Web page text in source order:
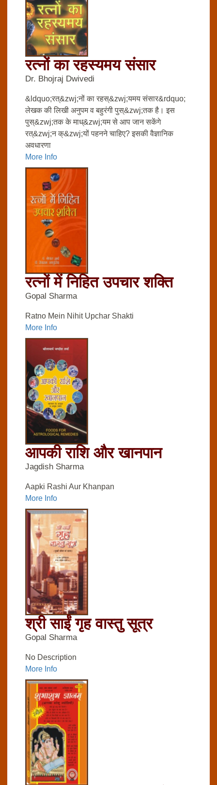
रत्‍नों का रहस्‍यमय संसार
Dr. Bhojraj Dwivedi
&ldquo;रत्&zwj;नों का रहस्&zwj;यमय संसार&rdquo;
लेखक की लिखी अनुपम व बहुरंगी पुस्&zwj;तक है। इस
पुस्&zwj;तक के माध्&zwj;यम से आप जान सकेंगे
रत्&zwj;न क्&zwj;यों पहनने चाहिए? इसकी वैज्ञानिक
अवधारणा
More Info
रत्‍नों में निहित उपचार शक्ति
Gopal Sharma
Ratno Mein Nihit Upchar Shakti
More Info
आपकी राशि और खानपान
Jagdish Sharma
Aapki Rashi Aur Khanpan
More Info
श्री साईं गृह वास्तु सूत्र
Gopal Sharma
No Description
More Info